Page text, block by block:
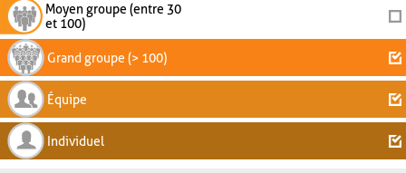
Moyen groupe (entre 30
et 100)
Grand groupe (> 100)
Équipe
Individuel